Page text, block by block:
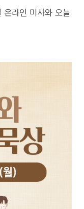
라인 미사와 오늘